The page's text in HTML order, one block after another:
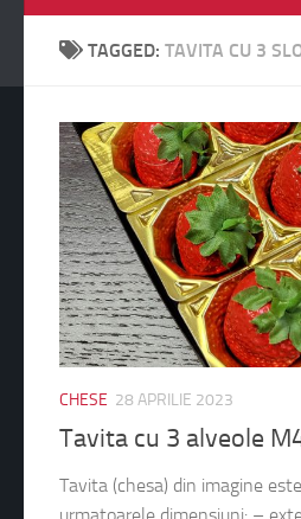
TAGGED: TAVITA CU 3
CHESE 28 APRILIE 2023
Tavita cu 3 alveole
Tavita (chesa) din imagine